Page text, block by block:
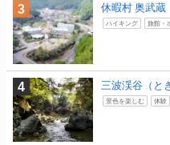
休暇村 奥武蔵
ハイキング 旅館・
三波渓谷（と
景色を楽しむ 体験